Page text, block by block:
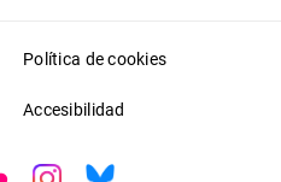
Política de cookies
Accesibilidad